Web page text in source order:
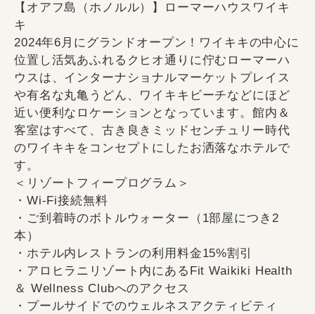
【オアフ島（ホノルル）】ローマーハウスワイキ
キ
2024年6月にグランドオープン！ワイキキの中心に
位置し活気あふれるクヒオ通りに佇むローマーハ
ウスは、インターナショナルマーケットプレイス
や有名な丸亀うどん、ワイキキビーチなどにほど
近い便利なロケーションとなっています。館内＆
客室はすべて、古き良きミッドセンチュリー時代
のワイキキをコンセプトにしたお洒落なホテルで
す。
＜リゾートフィープログラム＞
・Wi-Fi接続無料
・ご到着時のボトルウォーター（1部屋につき2
本）
・ホテル内レストランの利用料金15%割引
・アロヒラニリゾート内にあるFit Waikiki Health
＆ Wellness Clubへのアクセス
・プールサイドでのウェルネスアクティビティ